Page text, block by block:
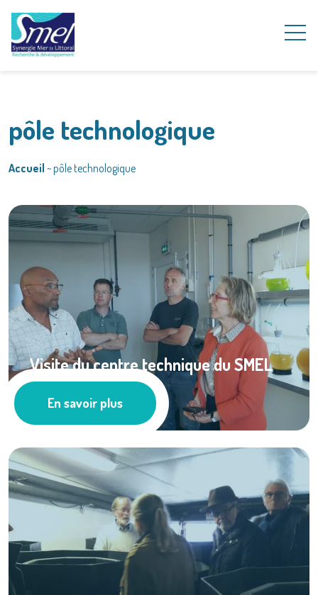
pôle technologique
Accueil ~pôle technologique
Visite du centre technique du SMEL
par Madame la ...
Les actus
En savoir plus